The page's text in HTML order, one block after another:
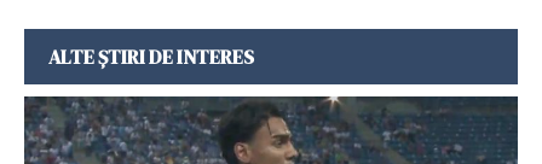
ALTE ȘTIRI DE INTERES